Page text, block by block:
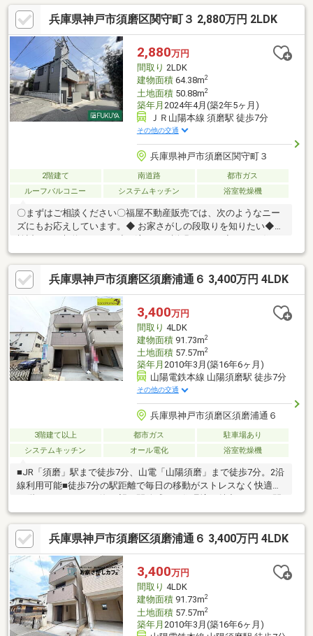
トイレ２ヶ所、温水洗浄便座、浴室に窓、ＴＶモニタ付インター
ホン、通風良好、全居室フローリング、シャッター車庫、ウォー
クインクローゼット、都市ガス、小学校 徒歩10分以内、食器洗乾
燥機、整備された歩道
兵庫県神戸市須磨区関守町３ 2,880万円 2LDK
2,880万円
間取り 2LDK
建物面積64.38m2
土地面積50.88m2
築年月 2024年4月(築2年5ヶ月)
ＪＲ山陽本線 須磨駅 徒歩7分
その他の交通
兵庫県神戸市須磨区関守町３
2階建て 南道路
都市ガス
ルーフバルコニー
システムキッチン 浴室乾燥機
〇まずはご相談ください〇福屋不動産販売では、次のようなニー
ズにもお応えしています。◆ お家さがしの段取りを知りたい◆ご
い購入のご参考にしてください♪◆ 予算を知りたい◆収入や家賃
から予算やローン金額のシミュレーションをします。物件購入の
際に不安となる諸費用や税金のことにお答えします。その他リフ
ォーム・住み替えのお悩みなど幅広くお手伝いさせていただきま
す。お家さがしをし始めてすぐの方もお気軽にお問合せください♪
兵庫県神戸市須磨区須磨浦通６ 3,400万円 4LDK
3,400万円
間取り 4LDK
建物面積91.73m2
土地面積57.57m2
築年月 2010年3月(築16年6ヶ月)
山陽電鉄本線 山陽須磨駅 徒歩7分
その他の交通
兵庫県神戸市須磨区須磨浦通６
3階建て以上 都市ガス
駐車場あり
システムキッチン
オール電化 浴室乾燥機
■JR「須磨」駅まで徒歩7分、山電「山陽須磨」まで徒歩7分。2沿
線利用可能■徒歩7分の駅距離で毎日の移動がストレスなく快適に
取りで子ども部屋や在宅ワークにも対応■コンビニ徒歩約3分で日
常のちょっとした買い物も便利■室内クリーニング済みで入居後
すぐ生活スタート可■駐車1台■西須磨小学校・鷹取中学校自分た
ちに合う物件が分からない方へ。ロコホームが住まい探しをお手
伝いします。SUUMO・アットホーム掲載物件に加え、「俺と私
のLocoHouse」もご紹介可能。物件見学だけでも大歓迎です。お
気軽にご相談ください！
兵庫県神戸市須磨区須磨浦通６ 3,400万円 4LDK
3,400万円
間取り 4LDK
建物面積91.73m2
土地面積57.57m2
築年月 2010年3月(築16年6ヶ月)